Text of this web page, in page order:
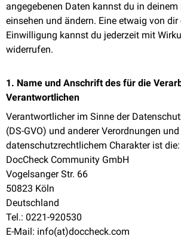
angegebenen Daten kannst du in
einsehen und ändern. Eine etwaig von dir
Einwilligung kannst du jederzeit mit
widerrufen.
1. Name und Anschrift des für die
Verantwortlichen
Verantwortlicher im Sinne der
(DS-GVO) und anderer Verordnungen
datenschutzrechtlichem Charakter ist die:
DocCheck Community GmbH
Vogelsanger Str. 66
50823 Köln
Deutschland
Tel.: 0221-920530
E-Mail: info(at)doccheck.com